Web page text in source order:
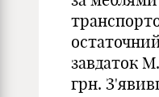
завдаток
грн.